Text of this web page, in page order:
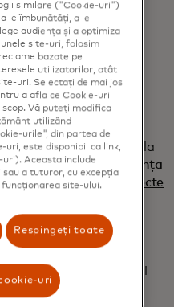
când se selectează
speră, de
deschis le poate
le poate crește
senior al Mastercard
Banking, va vorbi și el la
modul în care inteligența
pot îmbunătăți aspecte
americani își
iar 66% sunt
bancare la o
conform sondajului
similare ("Cookie-uri")
le îmbunătăți, a le
audiența și a optimiza
site-uri, folosim
bazate pe
utilizatorilor, atât
uri. Selectați de mai jos
a afla ce Cookie-uri
Vă puteți modifica
utilizând
urile", din partea de
uri, este disponibil ca link,
uri). Aceasta include
a tuturor, cu excepția
site-ului.
Respingeți toate
uri